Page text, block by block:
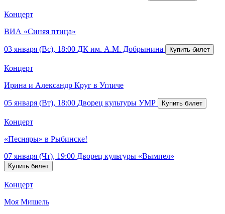
Концерт
ВИА «Синяя птица»
03 января (Вс), 18:00 ДК им. А.М. Добрынина
Концерт
Ирина и Александр Круг в Угличе
05 января (Вт), 18:00 Дворец культуры УМР
Концерт
«Песняры» в Рыбинске!
07 января (Чт), 19:00 Дворец культуры «Вымпел»
Концерт
Моя Мишель